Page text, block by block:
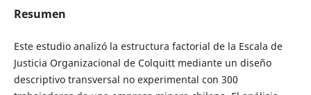
Resumen
Este estudio analizó la estructura factorial de la Escala de
Justicia Organizacional de Colquitt mediante un diseño
descriptivo transversal no experimental con 300